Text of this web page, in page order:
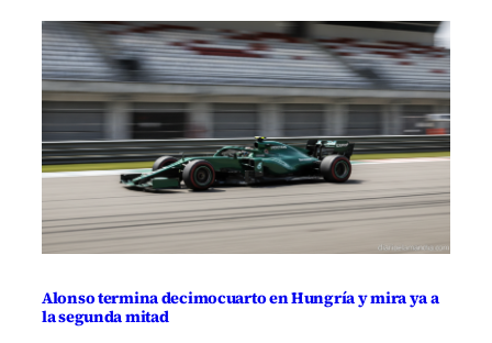
Alonso termina decimocuarto en Hungría y mira ya a
la segunda mitad